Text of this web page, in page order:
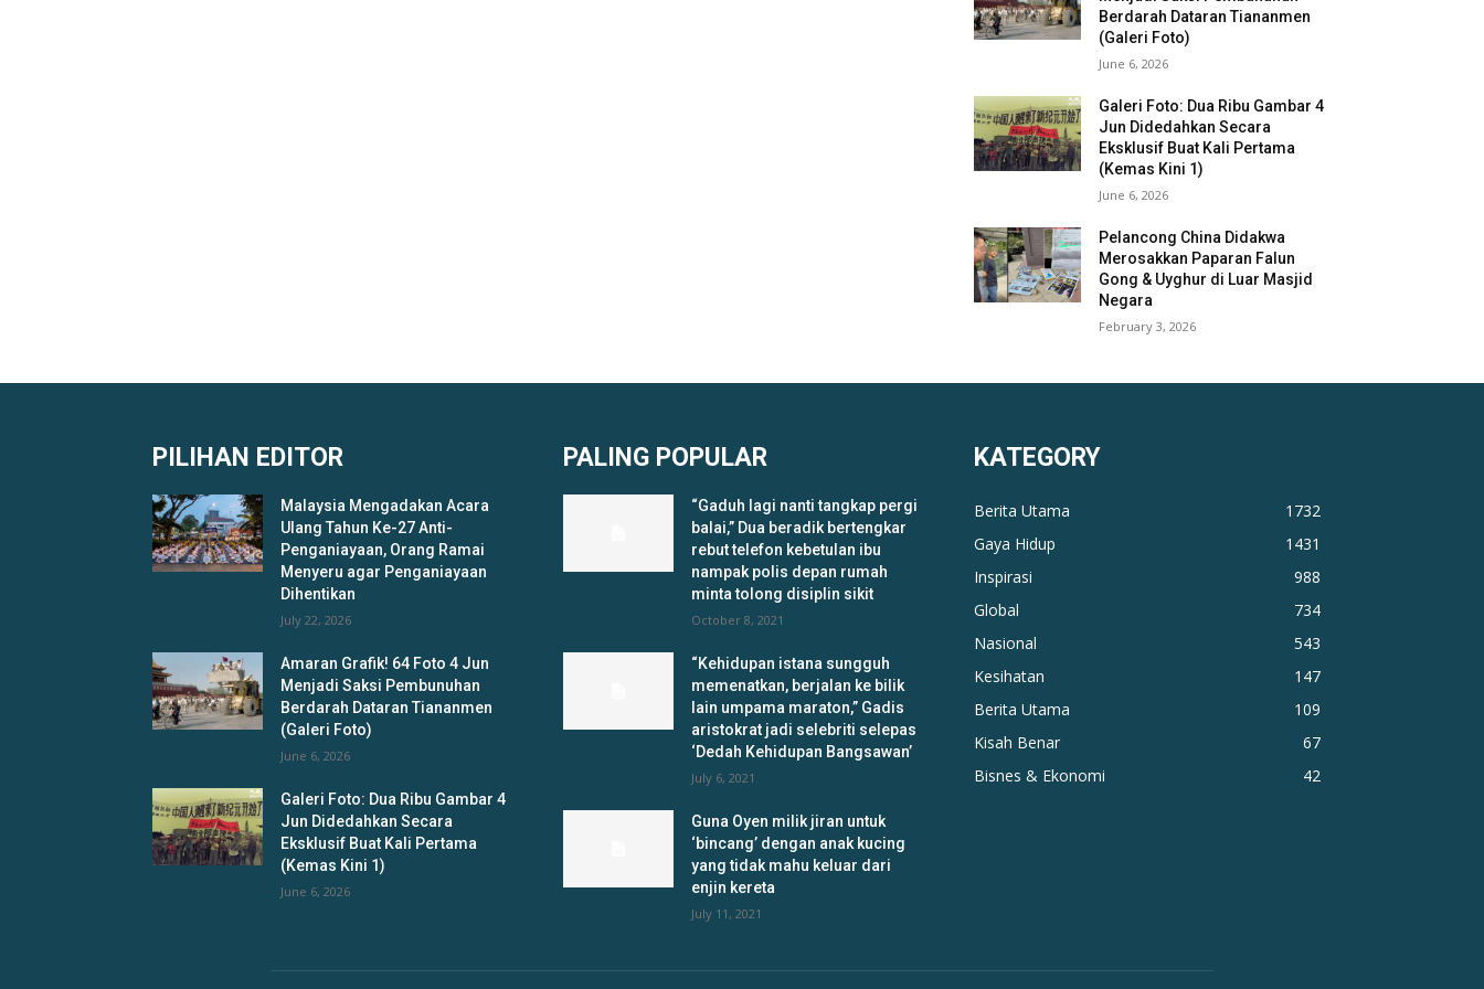
Berdarah Dataran Tiananmen
(Galeri Foto)
June 6, 2026
Galeri Foto: Dua Ribu Gambar 4
Jun Didedahkan Secara
Eksklusif Buat Kali Pertama
(Kemas Kini 1)
June 6, 2026
Pelancong China Didakwa
Merosakkan Paparan Falun
Gong & Uyghur di Luar Masjid
Negara
February 3, 2026
PILIHAN EDITOR
Malaysia Mengadakan Acara
Ulang Tahun Ke-27 Anti-
Penganiayaan, Orang Ramai
Menyeru agar Penganiayaan
Dihentikan
July 22, 2026
Amaran Grafik! 64 Foto 4 Jun
Menjadi Saksi Pembunuhan
Berdarah Dataran Tiananmen
(Galeri Foto)
June 6, 2026
Galeri Foto: Dua Ribu Gambar 4
Jun Didedahkan Secara
Eksklusif Buat Kali Pertama
(Kemas Kini 1)
June 6, 2026
PALING POPULAR
“Gaduh lagi nanti tangkap pergi
balai,” Dua beradik bertengkar
rebut telefon kebetulan ibu
nampak polis depan rumah
minta tolong disiplin sikit
October 8, 2021
“Kehidupan istana sungguh
memenatkan, berjalan ke bilik
lain umpama maraton,” Gadis
aristokrat jadi selebriti selepas
‘Dedah Kehidupan Bangsawan’
July 6, 2021
Guna Oyen milik jiran untuk
‘bincang’ dengan anak kucing
yang tidak mahu keluar dari
enjin kereta
July 11, 2021
KATEGORY
Berita Utama
1732
Gaya Hidup
1431
Inspirasi
988
Global
734
Nasional
543
Kesihatan
147
Berita Utama
109
Kisah Benar
67
Bisnes & Ekonomi
42